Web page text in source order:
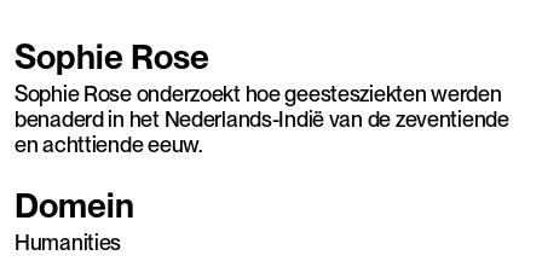
Sophie Rose
Sophie Rose onderzoekt hoe geestesziekten werden
benaderd in het Nederlands-Indië van de zeventiende
en achttiende eeuw.
Domein
Humanities